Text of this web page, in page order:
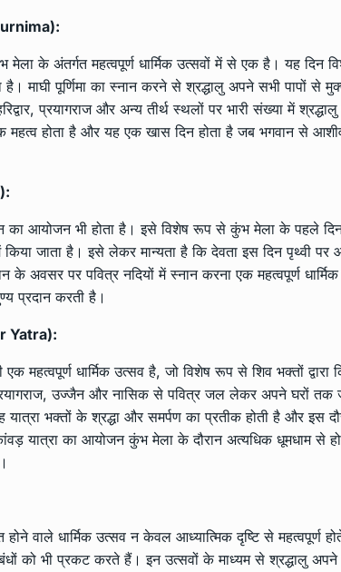
मेला के अंतर्गत महत्वपूर्ण धार्मिक उत्सवों में से एक है। यह
है। माघी पूर्णिमा का स्नान करने से श्रद्धालु अपने सभी पापों से
प्रयागराज और अन्य तीर्थ स्थलों पर भारी संख्या में
महत्व होता है और यह एक खास दिन होता है जब भगवान से
का आयोजन भी होता है। इसे विशेष रूप से कुंभ मेला के पहले
जाता है। इसे लेकर मान्यता है कि देवता इस दिन पृथ्वी
अवसर पर पवित्र नदियों में स्नान करना एक महत्वपूर्ण धार्मिक
प्रदान करती है।
Yatra):
महत्वपूर्ण धार्मिक उत्सव है, जो विशेष रूप से शिव भक्तों
प्रयागराज, उज्जैन और नासिक से पवित्र जल लेकर अपने घरों
भक्तों के श्रद्धा और समर्पण का प्रतीक होती है और इस
यात्रा का आयोजन कुंभ मेला के दौरान अत्यधिक धूमधाम से
वाले धार्मिक उत्सव न केवल आध्यात्मिक दृष्टि से महत्वपूर्ण
को भी प्रकट करते हैं। इन उत्सवों के माध्यम से श्रद्धालु अपने